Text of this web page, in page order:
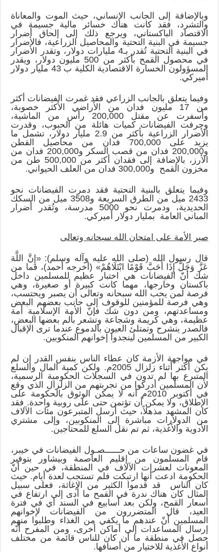
وبالإضافة إلى الجانب الإنساني، حيث الموت والمعاناة
والتشرد، فقد كانت هناك خسائر مالية جسيمة في
الاقتصاد الباكستاني، ويرجع ذلك إلى إلحاق أضرار
جسيمة في البنية التحتية والمحاصيل الزراعية، فالأضرار
في البنية التحتية تُقدر بـ4 مليارات دولار، وتقدر الأضرار
في محصول القمح بأكثر من 500 مليون دولار، ويقدر
المسؤولون الخسارة الاقتصادية الكلية ب 43 مليار دولار
أميركي.
وفيما يتعلق بالجانب الزراعي فقد غمرت الفيضانات أكثر
من 17 مليون فدان من الأراضي الأكثر خصوبة،
وأسفرت عن مقتل 200,000 رأس من الماشية،
وجرفت الفيضانات كميات هائلة من الحبوب، وقدرت
الأضرار الزراعية بأكثر من 2.9 مليار دولار، تشمل ما
يزيد على 700,000 فدان من محاصيل القطن
و200,000 فدان من قصب السكر و200,000 فدان من
الأرز، بالإضافة إلى فقدان أكثر من 500,000 طن من
مخزون القمح و300,000 فدان من العلف الحيواني.
وفيما يتعلق بالبنية التحتية فقد دمرت الفيضانات نحو
2433 ميل من الطرق السريعة و3508 ميل من السكك
الحديدية، ودمرت نحو 5000 مدرسة، وتُقدر أضرار
المباني العامة بمليار دولار أميركي.
صبر الأمة على امتحان الله سبحانه وتعالى
قال رسول الله (صلى الله عليه وآله وسلم): «إِنَّ اللَّهَ
عَزَّ وَجَلَّ إِذَا أَحَبَّ قَوْمًا ابْتَلَاهُمْ» (أخرجه أحمد)، فما من
شك أنّ الفيضانات هي اختبار عظيم للمسلمين داخل
باكستان وخارجها، مهما كانت كبيرة أو صغيرة، وهي
فرصة لمن يحب الله سبحانه وتعالى أن يصبر ويحتسب،
وهي فرصة للمؤمنين للوقوف إلى جانب بعضهم البعض
ومساعدتهم، ومن دون شك فإنّ الأمة الإسلامية أمة
عظيمة، وهي كريمة وشجاعة وتشعر بألم بعضها البعض،
فالصدر ينشرح وتمتلئ العيون بالدموع عندما ترى الإقبال
الكبير من المسلمين لينجدوا إخوانهم المنكوبين.
في مواجهة الأزمة كان عطاء الناس بنفس القدر إن لم
يكن أكثر أثناء زلزال 2005م. ولكن كمية المال والسلع
المتبرع بها لم تدون في السجلات الحكومية الرسمية،
لأن المسلمين أدركوا من تجربتهم من الزلزال الذي وقع
في أكتوبر 2010م أنه لا يمكن الوثوق بالحكومة على
الإطلاق، ولا يمكن أن تؤتمن حتى على روبية واحدة. فقد
كان المشهد مذهلاً، حيث أرسل المتبرعون مئات الآلاف
من الدولارات مباشرة إلى المنكوبين، وإلى مشتري
الأدوية والأغذية، ثم تم نقل السلع للمحتاجين.
في غضون ساعات من حــــــصـول الفيضانات في خيبر،
قام المسلمون من إقليم العاصمة وبيشاور بتوفير
المعونات لعشرات الآلاف في المنطقة، في حين أنّ
الحكومة ادعت أنها ارتبكت فلم تستجب لعدة أيام. حيث
كان الناس قد قدموا الكثير من الإغاثة، فعلى سبيل
المثال كان هناك ندرة في القمح ما أدى إلى ارتفاع في
أسعار القمح، ولكن بعد أسابيع في السند أي في فترة
العيد، قال المتضررون من الفيضانات لإخوانهم
المسلمين أنّ عندهم ما يكفي من الغذاء وطلبوا منهم
إرسال المساعدات إلى أماكن أخرى، ومن المفرح أنّه
حصل في منطقة ما أن كان للناس قائمة من مختلف
أنواع الأغذية للاختيار من أصنافها.